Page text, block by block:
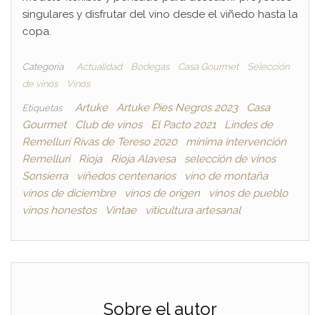
singulares y disfrutar del vino desde el viñedo hasta la
copa.
Categoría Actualidad Bodegas Casa Gourmet
Selección
de vinos
Vinos
Etiquetas Artuke Artuke Pies Negros 2023
Casa
Gourmet
Club de vinos El Pacto 2021
Lindes de
Remelluri Rivas de Tereso 2020
mínima intervención
Remelluri
Rioja Rioja Alavesa
selección de vinos
Sonsierra
viñedos centenarios
vino de montaña
vinos de diciembre
vinos de origen
vinos de pueblo
vinos honestos
Vintae viticultura artesanal
Sobre el autor